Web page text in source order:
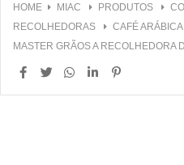
HOME MIAC PRODUTOS
RECOLHEDORAS
CAFÉ ARÁBICA
MASTER GRÃOS A RECOLHEDORA